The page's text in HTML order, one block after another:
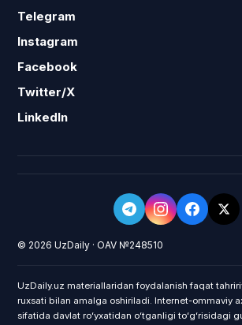
Telegram
Instagram
Facebook
Twitter/X
LinkedIn
© 2026 UzDaily · OAV №248510
UzDaily.uz materiallaridan foydalanish faqat
ruxsati bilan amalga oshiriladi. Internet-ommaviy
sifatida davlat roʻyxatidan oʻtganligi toʻgʻrisidagi